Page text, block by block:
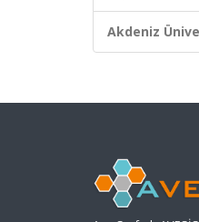
Akdeniz